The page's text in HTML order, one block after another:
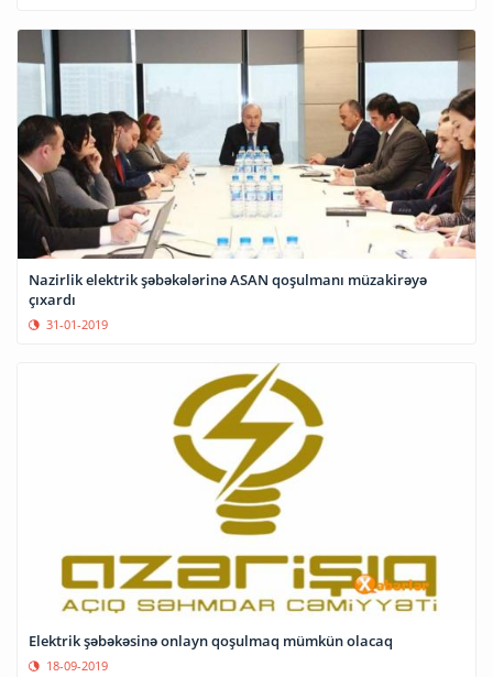
Nazirlik elektrik şəbəkələrinə ASAN qoşulmanı müzakirəyə
çıxardı
31-01-2019
Elektrik şəbəkəsinə onlayn qoşulmaq mümkün olacaq
18-09-2019